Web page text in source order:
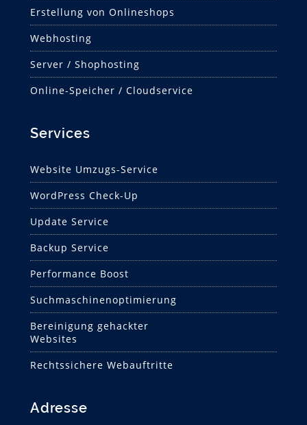
Erstellung von Onlineshops
Webhosting
Server / Shophosting
Online-Speicher / Cloudservice
Services
Website Umzugs-Service
WordPress Check-Up
Update Service
Backup Service
Performance Boost
Suchmaschinen­optimierung
Bereinigung gehackter
Websites
Rechtssichere Webauftritte
Adresse